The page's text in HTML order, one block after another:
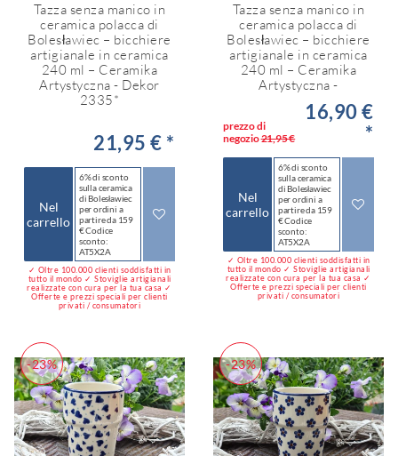
Tazza senza manico in
ceramica polacca di
Bolesławiec – bicchiere
artigianale in ceramica
240 ml – Ceramika
Artystyczna - Dekor
2335*
21,95 € *
Nel
carrello
6% di sconto
sulla ceramica
di Bolesławiec
per ordini a
partire da 159
€ Codice
sconto:
AT5X2A
✓ Oltre 100.000 clienti soddisfatti in
tutto il mondo ✓ Stoviglie artigianali
realizzate con cura per la tua casa ✓
Offerte e prezzi speciali per clienti
privati / consumatori
Tazza senza manico in
ceramica polacca di
Bolesławiec – bicchiere
artigianale in ceramica
240 ml – Ceramika
Artystyczna -
prezzo di
negozio21,95 €
16,90 €
*
Nel
carrello
6% di sconto
sulla ceramica
di Bolesławiec
per ordini a
partire da 159
€ Codice
sconto:
AT5X2A
✓ Oltre 100.000 clienti soddisfatti in
tutto il mondo ✓ Stoviglie artigianali
realizzate con cura per la tua casa ✓
Offerte e prezzi speciali per clienti
privati / consumatori
-23% -23%